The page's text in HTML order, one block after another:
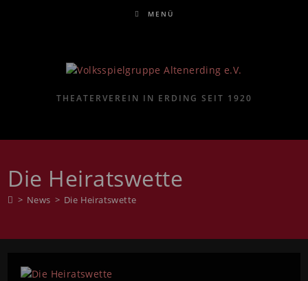
MENÜ
THEATERVEREIN IN ERDING SEIT 1920
Die Heiratswette
> News > Die Heiratswette